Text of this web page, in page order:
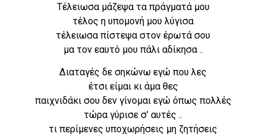
Τέλειωσα μάζεψα τα πράγματά μου
τέλος η υπομονή μου λύγισα
τέλειωσα πίστεψα στον έρωτά σου
μα τον εαυτό μου πάλι αδίκησα ..
Διαταγές δε σηκώνω εγώ που λες
έτσι είμαι κι άμα θες
παιχνιδάκι σου δεν γίνομαι εγώ όπως πολλές
τώρα γύρισε σ’ αυτές ..
τι περίμενες υποχωρήσεις μη ζητήσεις